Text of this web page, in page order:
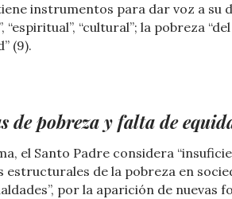
instrumentos para dar voz a su
“espiritual”, “cultural”; la pobreza
(9).
de pobreza y falta de
el Santo Padre considera
estructurales de la pobreza en
por la aparición de nuevas